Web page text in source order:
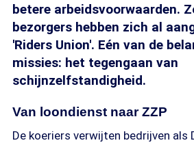
betere arbeidsvoorwaarden.
bezorgers hebben zich al
'Riders Union'. Eén van de
missies: het tegengaan van
schijnzelfstandigheid.
Van loondienst naar ZZP
De koeriers verwijten bedrijven als